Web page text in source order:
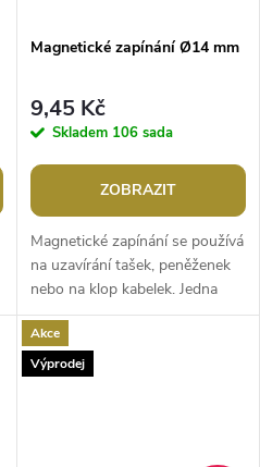
Magnetické zapínání Ø14 mm
9,45 Kč
Skladem 106 sada
ZOBRAZIT
Magnetické zapínání se používá
na uzavírání tašek, peněženek
nebo na klop kabelek. Jedna
sada se skládá ze 4 částí - 2
protikusů a 2...
Akce
Výprodej